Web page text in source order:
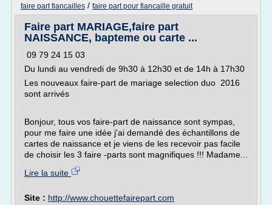
faire part fiancailles / faire part pour fiancaille gratuit
Faire part MARIAGE,faire part
NAISSANCE, bapteme ou carte ...
09 79 24 15 03
Du lundi au vendredi de 9h30 à 12h30 et de 14h à 17h30
Les nouveaux faire-part de mariage selection duo 2016
sont arrivés
Bonjour, tous vos faire-part de naissance sont sympas,
pour me faire une idée j'ai demandé des échantillons de
cartes de naissance et je viens de les recevoir pas facile
de choisir les 3 faire -parts sont magnifiques !!! Madame...
Lire la suite
Site : http://www.chouettefairepart.com